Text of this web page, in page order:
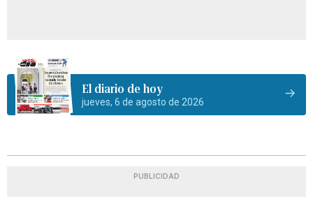
El diario de hoy
jueves, 6 de agosto de 2026
PUBLICIDAD